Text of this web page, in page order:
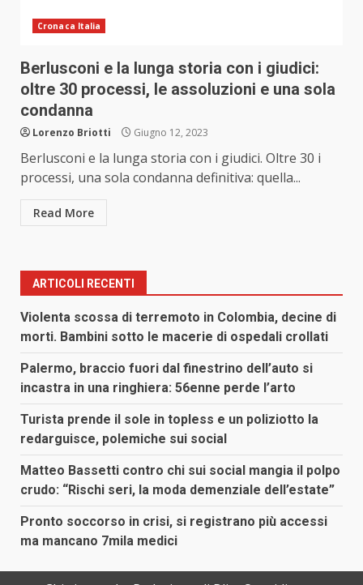
Cronaca Italia
Berlusconi e la lunga storia con i giudici:
oltre 30 processi, le assoluzioni e una sola
condanna
Lorenzo Briotti Giugno 12, 2023
Berlusconi e la lunga storia con i giudici. Oltre 30 i
processi, una sola condanna definitiva: quella...
Read More
ARTICOLI RECENTI
Violenta scossa di terremoto in Colombia, decine di
morti. Bambini sotto le macerie di ospedali crollati
Palermo, braccio fuori dal finestrino dell’auto si
incastra in una ringhiera: 56enne perde l’arto
Turista prende il sole in topless e un poliziotto la
redarguisce, polemiche sui social
Matteo Bassetti contro chi sui social mangia il polpo
crudo: “Rischi seri, la moda demenziale dell’estate”
Pronto soccorso in crisi, si registrano più accessi
ma mancano 7mila medici